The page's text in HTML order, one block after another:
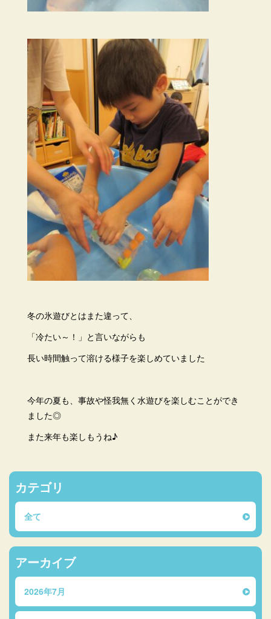
冬の氷遊びとはまた違って、
「冷たい～！」と言いながらも
長い時間触って溶ける様子を楽しめていました
今年の夏も、事故や怪我無く水遊びを楽しむことができ
ました◎
また来年も楽しもうね♪
カテゴリ
全て
アーカイブ
2026年7月